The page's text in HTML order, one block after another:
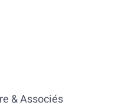
& Associés